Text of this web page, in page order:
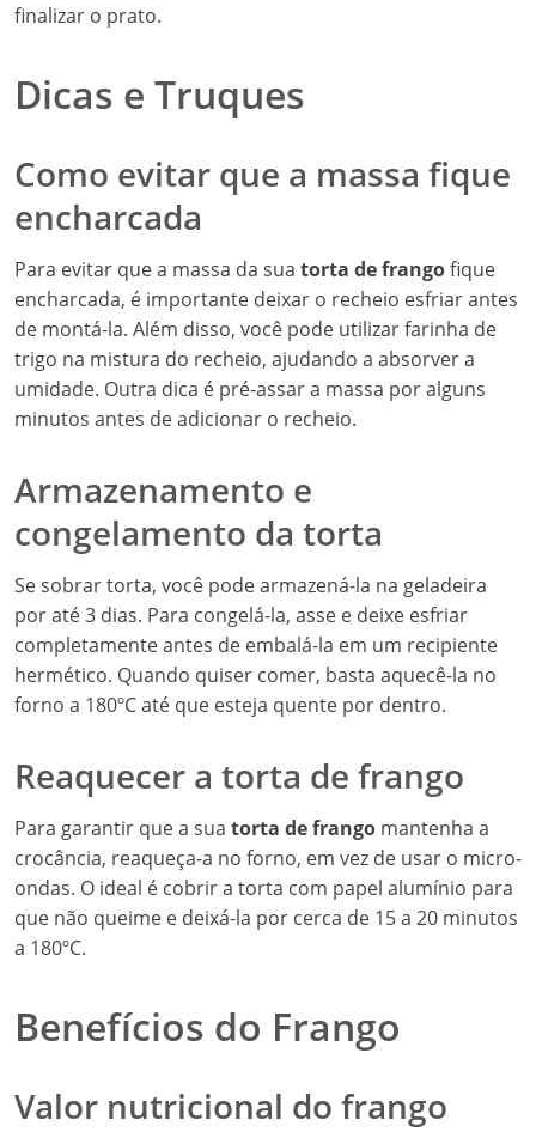
finalizar o prato.
Dicas e Truques
Como evitar que a massa fique
encharcada
Para evitar que a massa da sua torta de frangofique
encharcada, é importante deixar o recheio esfriar antes
de montá-la. Além disso, você pode utilizar farinha de
trigo na mistura do recheio, ajudando a absorver a
umidade. Outra dica é pré-assar a massa por alguns
minutos antes de adicionar o recheio.
Armazenamento e
congelamento da torta
Se sobrar torta, você pode armazená-la na geladeira
por até 3 dias. Para congelá-la, asse e deixe esfriar
completamente antes de embalá-la em um recipiente
hermético. Quando quiser comer, basta aquecê-la no
forno a 180ºC até que esteja quente por dentro.
Reaquecer a torta de frango
Para garantir que a sua torta de frango mantenha a
crocância, reaqueça-a no forno, em vez de usar o micro-
ondas. O ideal é cobrir a torta com papel alumínio para
que não queime e deixá-la por cerca de 15 a 20 minutos
a 180ºC.
Benefícios do Frango
Valor nutricional do frango